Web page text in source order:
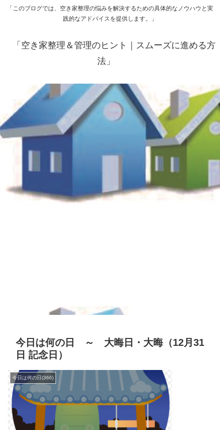
「このブログでは、空き家整理の悩みを解決するための具体的なノウハウと実
践的なアドバイスを提供します。」
「空き家整理＆管理のヒント｜スムーズに進める方
法」
今日は何の日 ～ 大晦日・大晦（12月31
日 記念日）
今日は何の日(366)